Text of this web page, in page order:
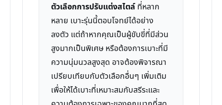
ตัวเลือกการปรับแต่งสไตล์ ที่หลาก
หลาย เบาะรุ่นนี้ตอบโจทย์ได้อย่าง
ลงตัว แต่ถ้าหากคุณเป็นผู้ขับขี่ที่มีส่วน
สูงมากเป็นพิเศษ หรือต้องการเบาะที่มี
ความนุ่มนวลสูงสุด อาจต้องพิจารณา
เปรียบเทียบกับตัวเลือกอื่นๆ เพิ่มเติม
เพื่อให้ได้เบาะที่เหมาะสมกับสรีระและ